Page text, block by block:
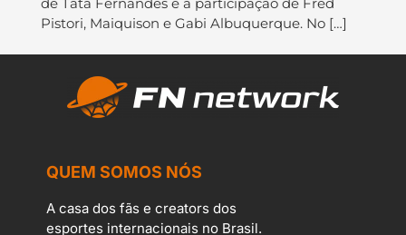
Pistori, Maiquison e Gabi Albuquerque. No […]
QUEM SOMOS NÓS
A casa dos fãs e creators dos
esportes internacionais no Brasil.